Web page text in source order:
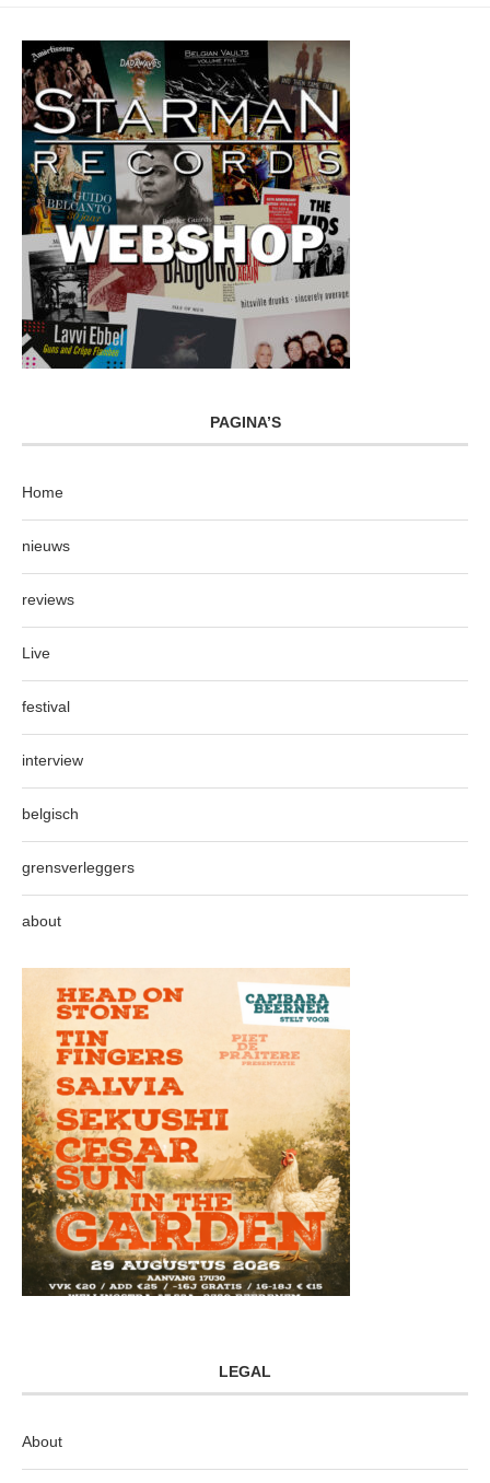
PAGINA’S
Home
nieuws
reviews
Live
festival
interview
belgisch
grensverleggers
about
LEGAL
About